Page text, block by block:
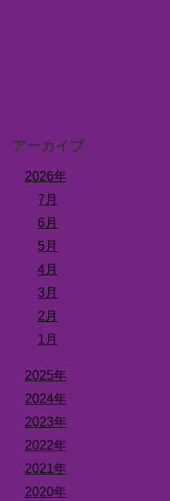
アーカイブ
2026年
7月
6月
5月
4月
3月
2月
1月
2025年
2024年
2023年
2022年
2021年
2020年